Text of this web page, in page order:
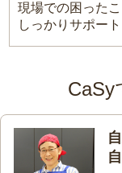
現場での困った
しっかりサポート
CaSy